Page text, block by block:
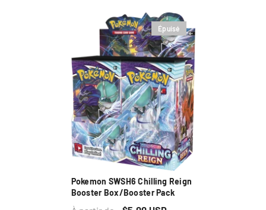
Épuisé
Pokemon SWSH6 Chilling Reign
Booster Box/Booster Pack